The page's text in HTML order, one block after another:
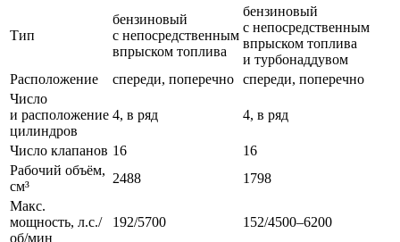
Тип
бензиновый
с непосредственным
впрыском топлива
бензиновый
с непосредственным
впрыском топлива
и турбонаддувом
Расположение
спереди, поперечно спереди, поперечно
Число
и расположение
цилиндров
4, в ряд 4, в ряд
Число клапанов 16
16
Рабочий объём,
см³
2488
1798
Макс.
мощность, л.с./
об/мин
192/5700 152/4500–6200